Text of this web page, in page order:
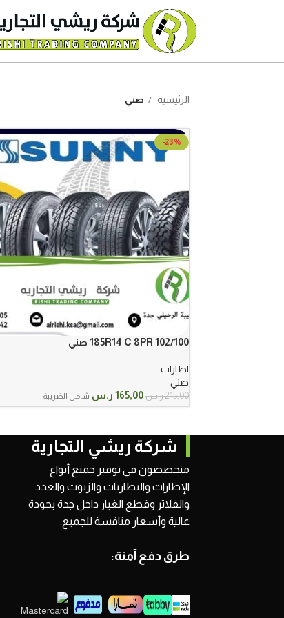
الرئيسية صني
-23%
185R14 C 8PR 102/100 صني
اطارات
صني
215,00ر.س السعر
الأصلي
215,00 ر.س.
165,00 ر.س السعر
الحالي
165,00 ر.س.
شامل الضريبة
شركة ريشي التجارية
متخصصون في توفير جميع أنواع
الإطارات والبطاريات والزيوت والعدد
والفلاتر وقطع الغيار داخل جدة بجودة
عالية وأسعار منافسة للجميع.
طرق دفع آمنة: